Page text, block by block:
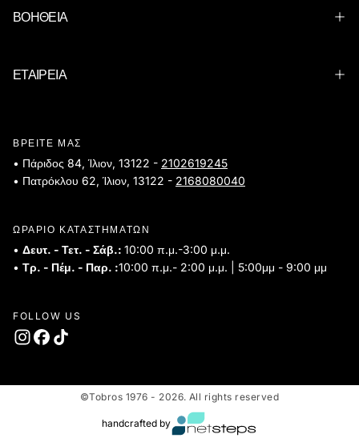
ΒΟΗΘΕΙΑ
ΕΤΑΙΡΕΙΑ
ΒΡΕΙΤΕ ΜΑΣ
• Πάριδος 84, Ίλιον, 13122 - 2102619245
• Πατρόκλου 62, Ίλιον, 13122 - 2168080040
ΩΡΑΡΙΟ ΚΑΤΑΣΤΗΜΑΤΩΝ
• Δευτ. - Τετ. - Σάβ.: 10:00 π.μ.-3:00 μ.μ.
• Τρ. - Πέμ. - Παρ. :10:00 π.μ.- 2:00 μ.μ. | 5:00μμ - 9:00 μμ
FOLLOW US
©Tobros 1976 - 2026. All rights reserved
handcrafted by